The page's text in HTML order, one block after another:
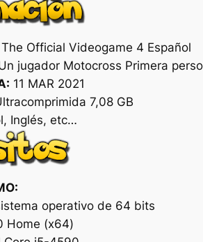
Official Videogame 4 Español
jugador Motocross Primera
11 MAR 2021
7,08 GB
Inglés, etc…
operativo de 64 bits
Home (x64)